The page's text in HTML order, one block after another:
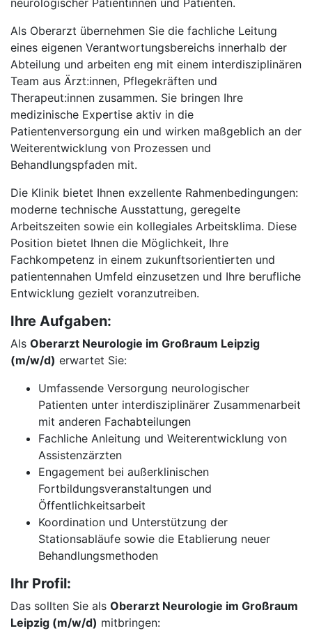
neurologischer Patientinnen und Patienten.
Als Oberarzt übernehmen Sie die fachliche Leitung
eines eigenen Verantwortungsbereichs innerhalb der
Abteilung und arbeiten eng mit einem interdisziplinären
Team aus Ärzt:innen, Pflegekräften und
Therapeut:innen zusammen. Sie bringen Ihre
medizinische Expertise aktiv in die
Patientenversorgung ein und wirken maßgeblich an der
Weiterentwicklung von Prozessen und
Behandlungspfaden mit.
Die Klinik bietet Ihnen exzellente Rahmenbedingungen:
moderne technische Ausstattung, geregelte
Arbeitszeiten sowie ein kollegiales Arbeitsklima. Diese
Position bietet Ihnen die Möglichkeit, Ihre
Fachkompetenz in einem zukunftsorientierten und
patientennahen Umfeld einzusetzen und Ihre berufliche
Entwicklung gezielt voranzutreiben.
Ihre Aufgaben:
Als Oberarzt Neurologie im Großraum Leipzig
(m/w/d) erwartet Sie:
Umfassende Versorgung neurologischer
Patienten unter interdisziplinärer Zusammenarbeit
mit anderen Fachabteilungen
Fachliche Anleitung und Weiterentwicklung von
Assistenzärzten
Engagement bei außerklinischen
Fortbildungsveranstaltungen und
Öffentlichkeitsarbeit
Koordination und Unterstützung der
Stationsabläufe sowie die Etablierung neuer
Behandlungsmethoden
Ihr Profil:
Das sollten Sie als Oberarzt Neurologie im Großraum
Leipzig (m/w/d) mitbringen: